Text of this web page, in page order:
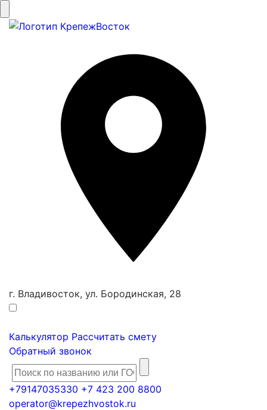
г. Владивосток, ул. Бородинская, 28
Калькулятор Рассчитать смету
Обратный звонок
+79147035330 +7 423 200 8800
operator@krepezhvostok.ru